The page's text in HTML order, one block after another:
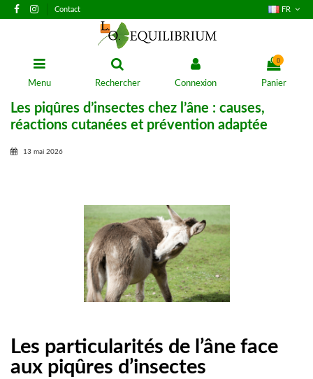
Contact FR
Menu Rechercher Connexion
0
Panier
Les piqûres d’insectes chez l’âne : causes,
réactions cutanées et prévention adaptée
13 mai 2026
Les particularités de l’âne face
aux piqûres d’insectes